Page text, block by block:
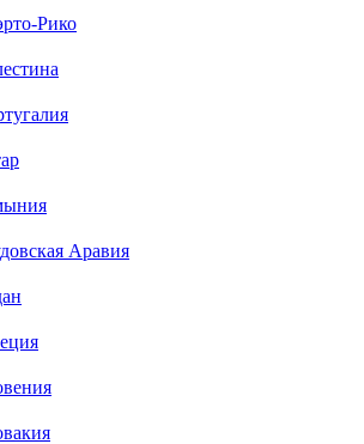
Рико
Аравия